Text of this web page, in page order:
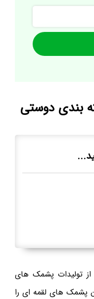
بندی دوستی
از تولیدات پشمک های
پشمک های لقمه ای را